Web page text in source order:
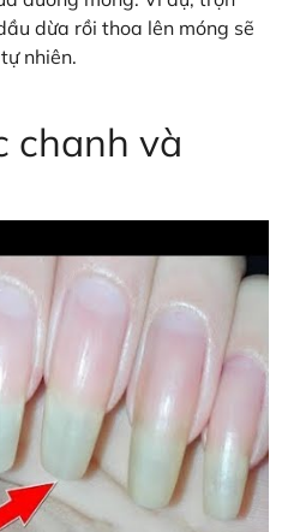
dừa rồi thoa lên móng sẽ
nhiên.
chanh và